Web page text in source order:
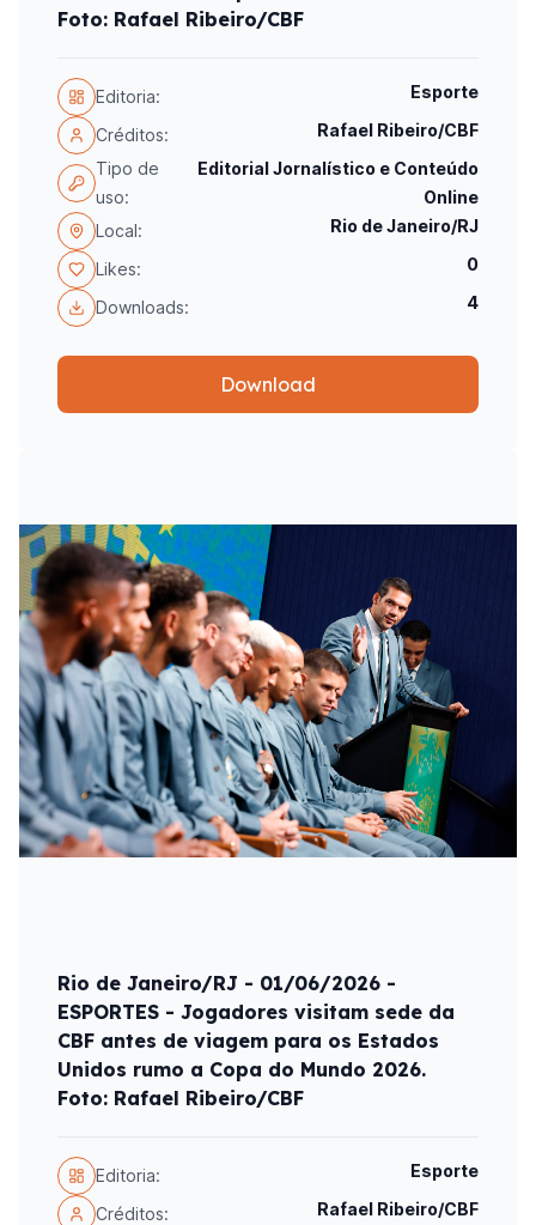
Foto: Rafael Ribeiro/CBF
Editoria: Esporte
Créditos:
Rafael Ribeiro/CBF
Tipo de
uso:
Editorial Jornalístico e Conteúdo
Online
Local:
Rio de Janeiro/RJ
Likes: 0
Downloads: 4
Download
Rio de Janeiro/RJ - 01/06/2026 -
ESPORTES - Jogadores visitam sede da
CBF antes de viagem para os Estados
Unidos rumo a Copa do Mundo 2026.
Foto: Rafael Ribeiro/CBF
Editoria: Esporte
Créditos:
Rafael Ribeiro/CBF